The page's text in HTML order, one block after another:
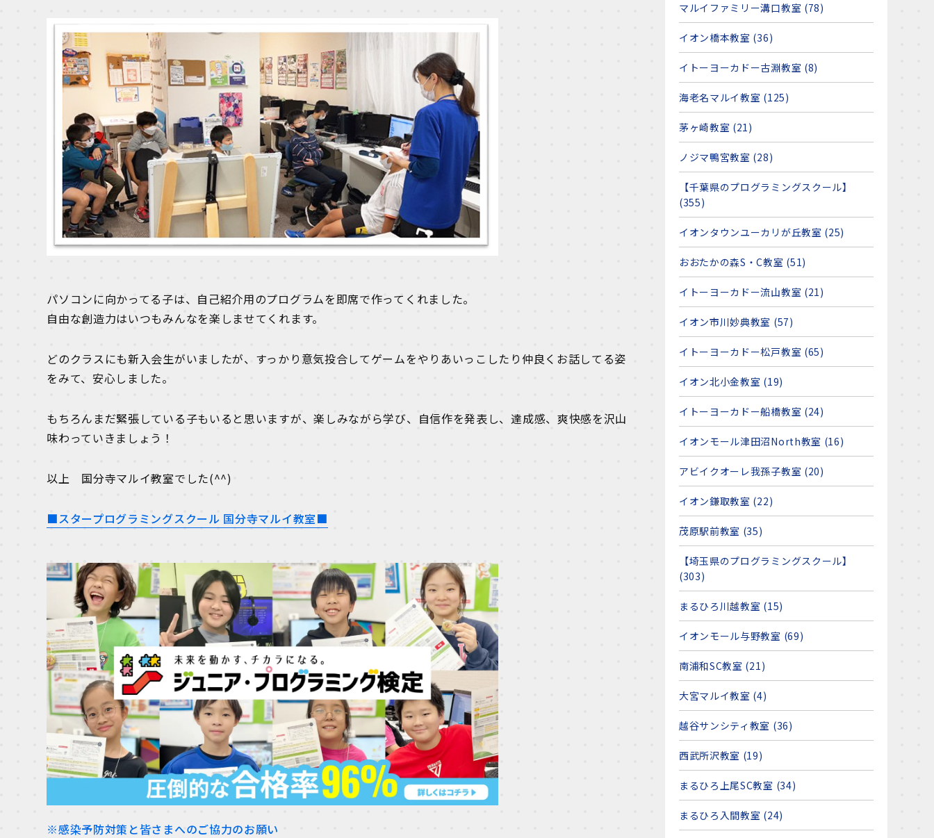
パソコンに向かってる子は、自己紹介用のプログラムを即席で作ってくれました。
自由な創造力はいつもみんなを楽しませてくれます。
どのクラスにも新入会生がいましたが、すっかり意気投合してゲームをやりあいっこしたり仲良くお話してる姿
をみて、安心しました。
もちろんまだ緊張している子もいると思いますが、楽しみながら学び、自信作を発表し、達成感、爽快感を沢山
味わっていきましょう！
以上 国分寺マルイ教室でした(^^)
■スタープログラミングスクール 国分寺マルイ教室■
※感染予防対策と皆さまへのご協力のお願い
マルイファミリー溝口教室 (78)
イオン橋本教室 (36)
イトーヨーカドー古淵教室 (8)
海老名マルイ教室 (125)
茅ヶ崎教室 (21)
ノジマ鴨宮教室 (28)
【千葉県のプログラミングスクール】
(355)
イオンタウンユーカリが丘教室 (25)
おおたかの森S・C教室 (51)
イトーヨーカドー流山教室 (21)
イオン市川妙典教室 (57)
イトーヨーカドー松戸教室 (65)
イオン北小金教室 (19)
イトーヨーカドー船橋教室 (24)
イオンモール津田沼North教室 (16)
アビイクオーレ我孫子教室 (20)
イオン鎌取教室 (22)
茂原駅前教室 (35)
【埼玉県のプログラミングスクール】
(303)
まるひろ川越教室 (15)
イオンモール与野教室 (69)
南浦和SC教室 (21)
大宮マルイ教室 (4)
越谷サンシティ教室 (36)
西武所沢教室 (19)
まるひろ上尾SC教室 (34)
まるひろ入間教室 (24)